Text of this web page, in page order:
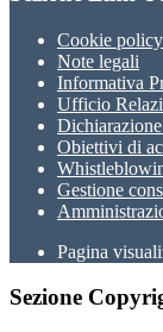
Cookie policy
Note legali
Informativa
Ufficio
Obiettivi di
Gestione
Pagina
Sezione